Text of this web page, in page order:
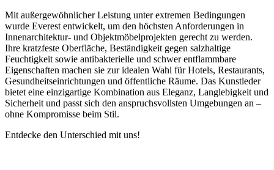
Mit außergewöhnlicher Leistung unter extremen Bedingungen
wurde Everest entwickelt, um den höchsten Anforderungen in
Innenarchitektur- und Objektmöbelprojekten gerecht zu werden.
Ihre kratzfeste Oberfläche, Beständigkeit gegen salzhaltige
Feuchtigkeit sowie antibakterielle und schwer entflammbare
Eigenschaften machen sie zur idealen Wahl für Hotels, Restaurants,
Gesundheitseinrichtungen und öffentliche Räume. Das Kunstleder
bietet eine einzigartige Kombination aus Eleganz, Langlebigkeit und
Sicherheit und passt sich den anspruchsvollsten Umgebungen an –
ohne Kompromisse beim Stil.
Entdecke den Unterschied mit uns!